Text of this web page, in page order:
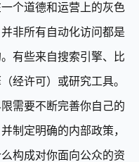
个道德和运营上的灰色
非所有自动化访问都是
有些来自搜索引擎、比
经许可）或研究工具。
需要不断完善你自己的
制定明确的内部政策，
构成对你面向公众的资